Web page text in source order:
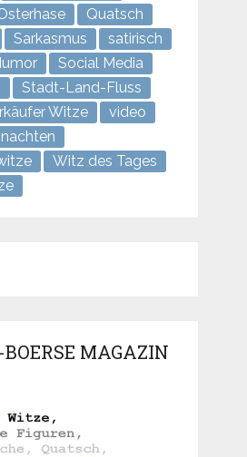
Quatsch
Sarkasmus
satirisch
Social Media
Stadt-Land-Fluss
Witze
video
Witz des Tages
MAGAZIN